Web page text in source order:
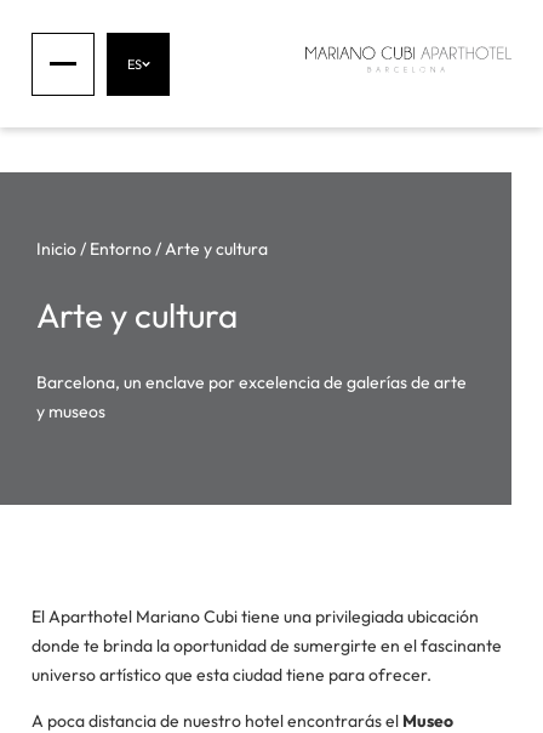
ES
Inicio/ Entorno/Arte y cultura
Arte y cultura
Barcelona, un enclave por excelencia de galerías de arte
y museos
El Aparthotel Mariano Cubi tiene una privilegiada ubicación
donde te brinda la oportunidad de sumergirte en el fascinante
universo artístico que esta ciudad tiene para ofrecer.
A poca distancia de nuestro hotel encontrarás el Museo